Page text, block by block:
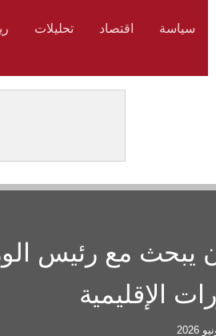
سياسة اقتصاد تحليلات
يبحث مع رئيس
الإقليمية